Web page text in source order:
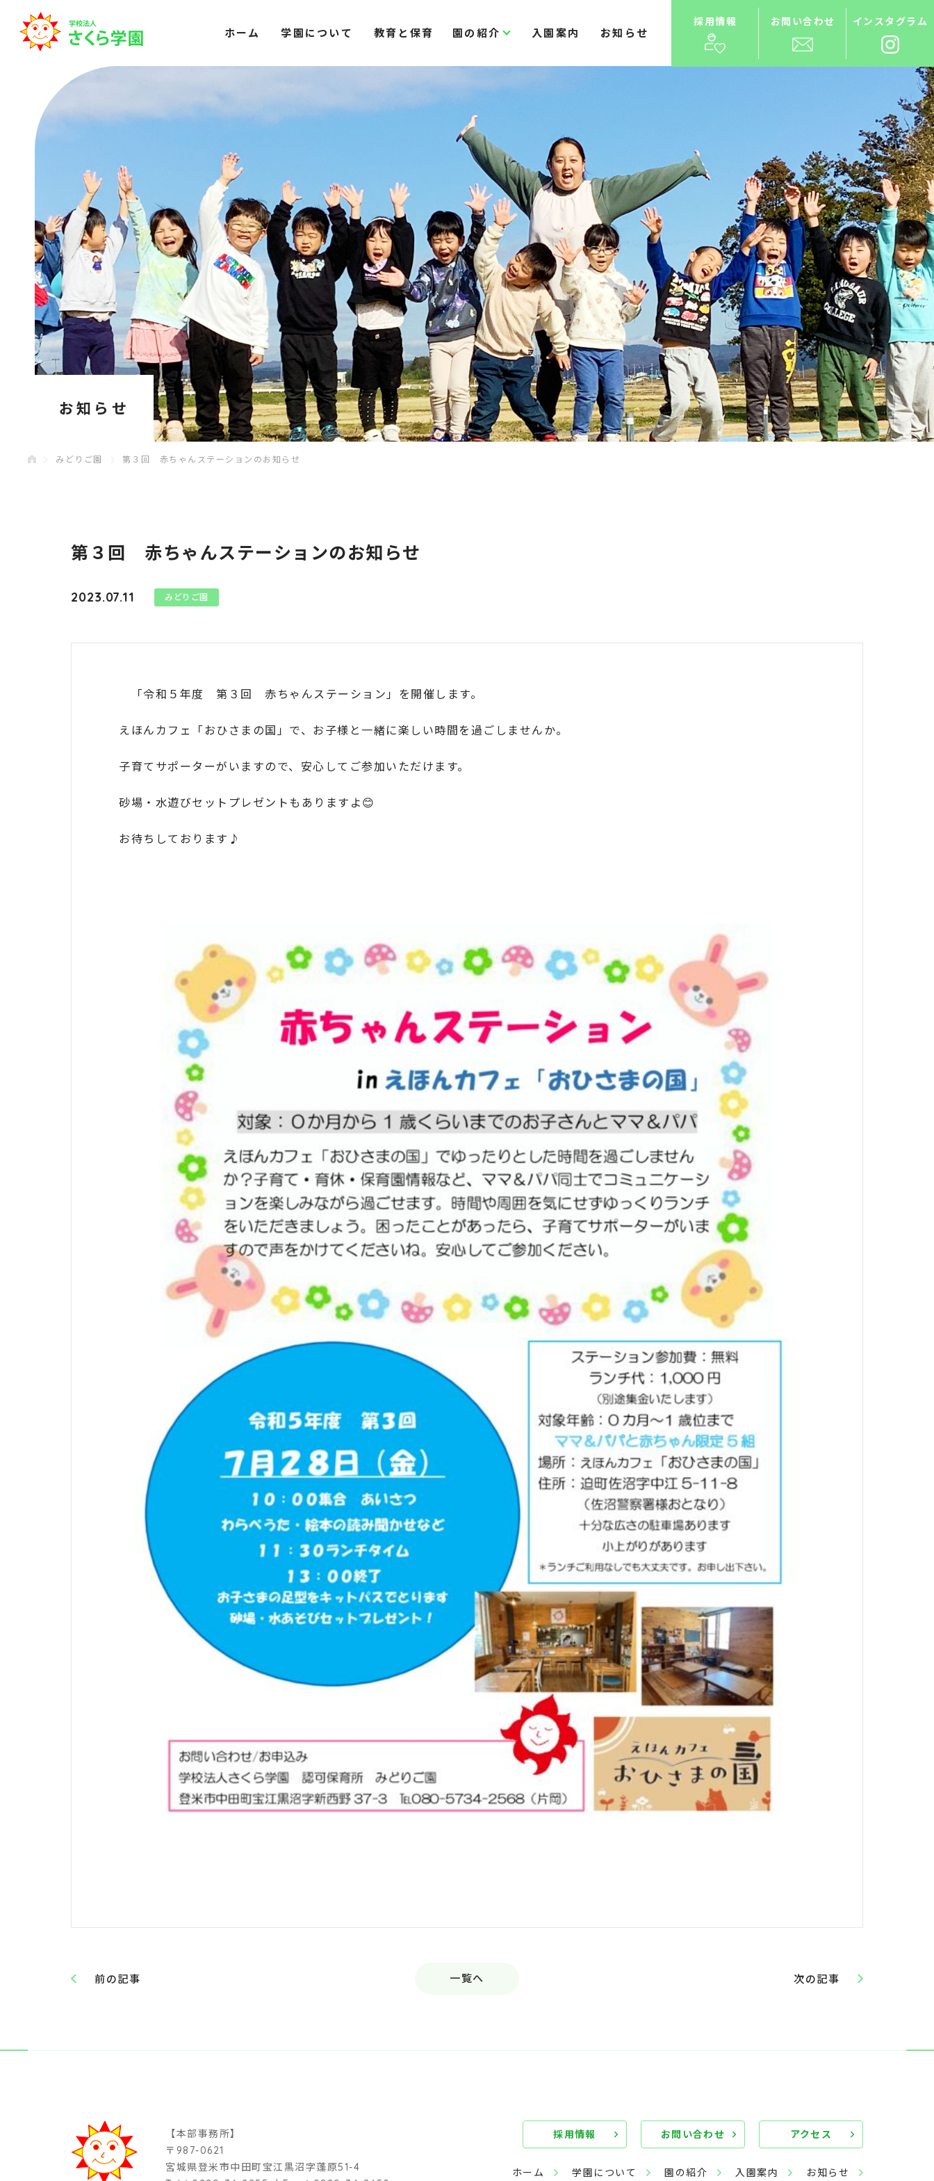
ホーム 学園について 教育と保育 園の紹介 入園案内 お知らせ
採用情報 お問い合わせ インスタグラム
お知らせ
みどりご園 第３回 赤ちゃんステーションのお知らせ
第３回 赤ちゃんステーションのお知らせ
2023.07.11 みどりご園
「令和５年度 第３回 赤ちゃんステーション」を開催します。
えほんカフェ「おひさまの国」で、お子様と一緒に楽しい時間を過ごしませんか。
子育てサポーターがいますので、安心してご参加いただけます。
砂場・水遊びセットプレゼントもありますよ😊
お待ちしております♪
前の記事 一覧へ 次の記事
【本部事務所】
〒987-0621
宮城県登米市中田町宝江黒沼字蓬原51-4
採用情報 お問い合わせ アクセス
ホーム 学園について 園の紹介 入園案内 お知らせ